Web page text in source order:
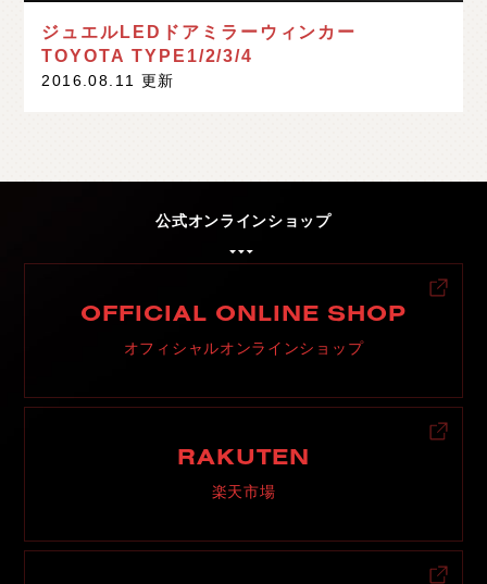
ジュエルLEDドアミラーウィンカー
TOYOTA TYPE1/2/3/4
2016.08.11 更新
公式オンラインショップ
OFFICIAL ONLINE SHOP
オフィシャルオンラインショップ
RAKUTEN
楽天市場